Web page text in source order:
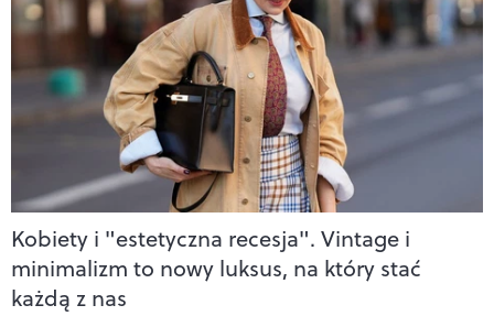
Kobiety i "estetyczna recesja". Vintage i
minimalizm to nowy luksus, na który stać
każdą z nas